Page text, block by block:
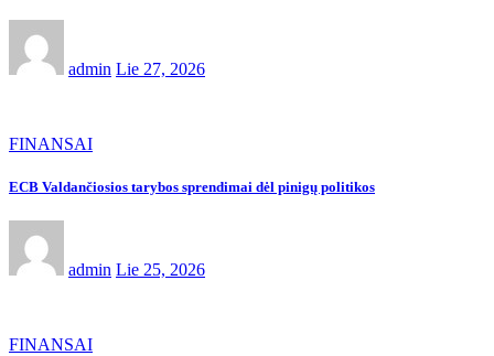
admin Lie 27, 2026
FINANSAI
ECB Valdančiosios tarybos sprendimai dėl pinigų politikos
admin Lie 25, 2026
FINANSAI